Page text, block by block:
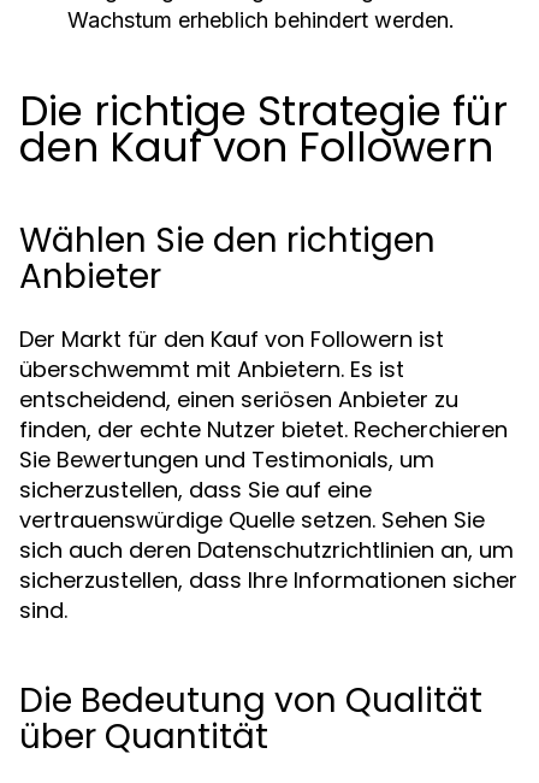
Wachstum erheblich behindert werden.
Die richtige Strategie für
den Kauf von Followern
Wählen Sie den richtigen
Anbieter
Der Markt für den Kauf von Followern ist
überschwemmt mit Anbietern. Es ist
entscheidend, einen seriösen Anbieter zu
finden, der echte Nutzer bietet. Recherchieren
Sie Bewertungen und Testimonials, um
sicherzustellen, dass Sie auf eine
vertrauenswürdige Quelle setzen. Sehen Sie
sich auch deren Datenschutzrichtlinien an, um
sicherzustellen, dass Ihre Informationen sicher
sind.
Die Bedeutung von Qualität
über Quantität